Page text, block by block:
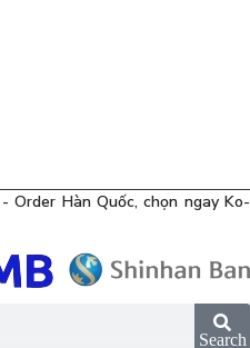
Order Hàn Quốc, chọn ngay Ko-
Search